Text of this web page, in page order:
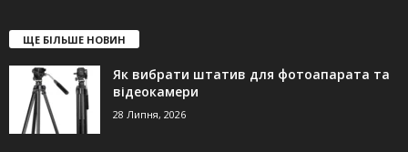
ЩЕ БІЛЬШЕ НОВИН
Як вибрати штатив для фотоапарата та
відеокамери
28 Липня, 2026